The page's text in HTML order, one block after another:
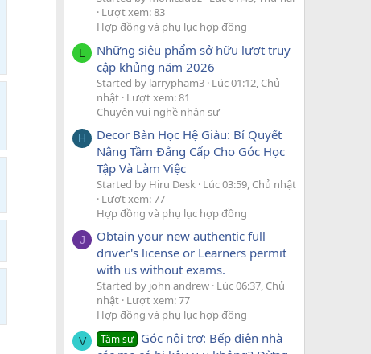
Lượt xem: 83
Hợp đồng và phụ lục hợp đồng
L
Những siêu phẩm sở hữu lượt truy
cập khủng năm 2026
Started by larrypham3 Lúc 01:12, Chủ
nhật Lượt xem: 81
Chuyện vui nghề nhân sự
H
Decor Bàn Học Hệ Giàu: Bí Quyết
Nâng Tầm Đẳng Cấp Cho Góc Học
Tập Và Làm Việc
Started by Hiru Desk Lúc 03:59, Chủ nhật
Lượt xem: 77
Hợp đồng và phụ lục hợp đồng
J
Obtain your new authentic full
driver's license or Learners permit
with us without exams.
Started by john andrew Lúc 06:37, Chủ
nhật Lượt xem: 77
Hợp đồng và phụ lục hợp đồng
V Tâm sự Góc nội trợ: Bếp điện nhà